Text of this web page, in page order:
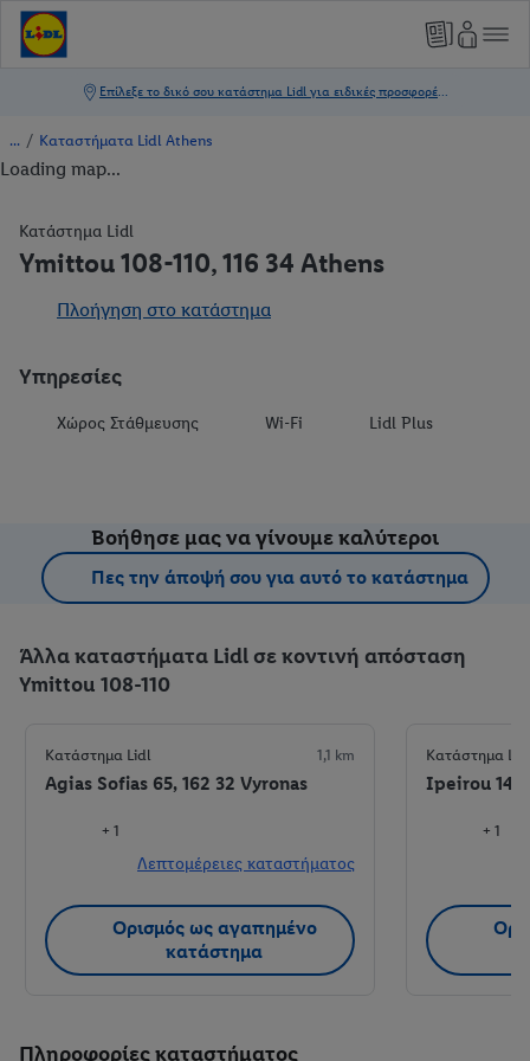
/ Καταστήματα Lidl Athens
Loading map...
Κατάστημα Lidl
Ymittou 108-110, 116 34 Athens
Πλοήγηση στο κατάστημα
Υπηρεσίες
Χώρος Στάθμευσης Wi-Fi Lidl Plus
Βοήθησε μας να γίνουμε καλύτεροι
Πες την άποψή σου για αυτό το κατάστημα
Άλλα καταστήματα Lidl σε κοντινή απόσταση
Ymittou 108-110
Κατάστημα Lidl 1,1 km
Agias Sofias 65, 162 32 Vyronas
+ 1
Λεπτομέρειες καταστήματος
Ορισμός ως αγαπημένο
κατάστημα
Κατάστημα
Ipeirou 14,
+ 1
Πληροφορίες καταστήματος